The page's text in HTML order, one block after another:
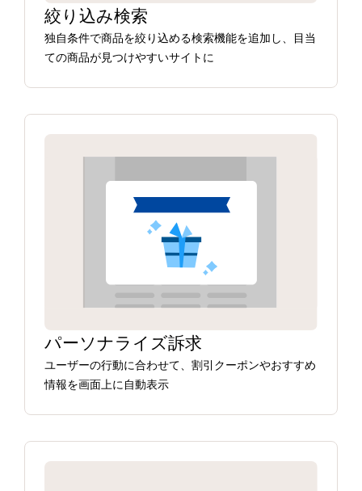
絞り込み検索
独自条件で商品を絞り込める検索機能を追加し、目当
ての商品が見つけやすいサイトに
パーソナライズ訴求
ユーザーの行動に合わせて、割引クーポンやおすすめ
情報を画面上に自動表示